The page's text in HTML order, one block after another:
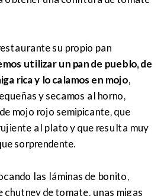
su propio pan
utilizar un pan de pueblo, de
rica y lo calamos en mojo,
y secamos al horno,
mojo rojo semipicante, que
al plato y que resulta muy
sorprendente.
las láminas de bonito,
chutney de tomate, unas migas